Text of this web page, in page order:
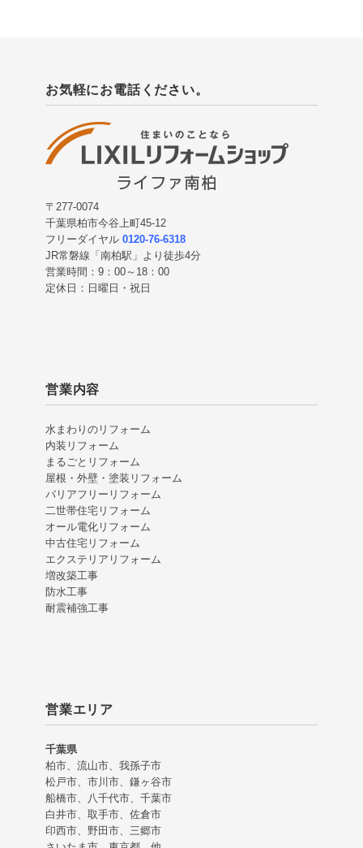
お気軽にお電話ください。
〒277-0074
千葉県柏市今谷上町45-12
フリーダイヤル 0120-76-6318
JR常磐線「南柏駅」より徒歩4分
営業時間：9：00～18：00
定休日：日曜日・祝日
営業内容
水まわりのリフォーム
内装リフォーム
まるごとリフォーム
屋根・外壁・塗装リフォーム
バリアフリーリフォーム
二世帯住宅リフォーム
オール電化リフォーム
中古住宅リフォーム
エクステリアリフォーム
増改築工事
防水工事
耐震補強工事
営業エリア
千葉県
柏市、流山市、我孫子市
松戸市、市川市、鎌ヶ谷市
船橋市、八千代市、千葉市
白井市、取手市、佐倉市
印西市、野田市、三郷市